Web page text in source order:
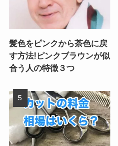
髪色をピンクから茶色に戻
す方法!ピンクブラウンが似
合う人の特徴３つ